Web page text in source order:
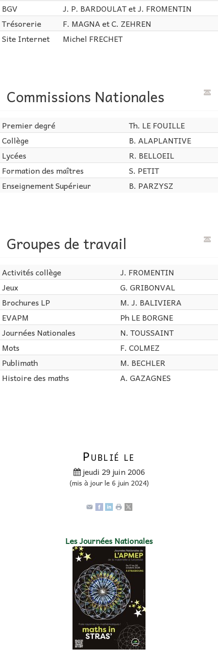
BGV
J. P. BARDOULAT et J. FROMENTIN
Trésorerie
F. MAGNA et C. ZEHREN
Site Internet
Michel FRECHET
Commissions Nationales
Premier degré
Th. LE FOUILLE
Collège
B. ALAPLANTIVE
Lycées
R. BELLOEIL
Formation des maîtres
S. PETIT
Enseignement Supérieur
B. PARZYSZ
Groupes de travail
Activités collège
J. FROMENTIN
Jeux
G. GRIBONVAL
Brochures LP
M. J. BALIVIERA
EVAPM
Ph LE BORGNE
Journées Nationales
N. TOUSSAINT
Mots
F. COLMEZ
Publimath
M. BECHLER
Histoire des maths
A. GAZAGNES
Publié le
jeudi 29 juin 2006
(mis à jour le 6 juin 2024)
Les Journées Nationales